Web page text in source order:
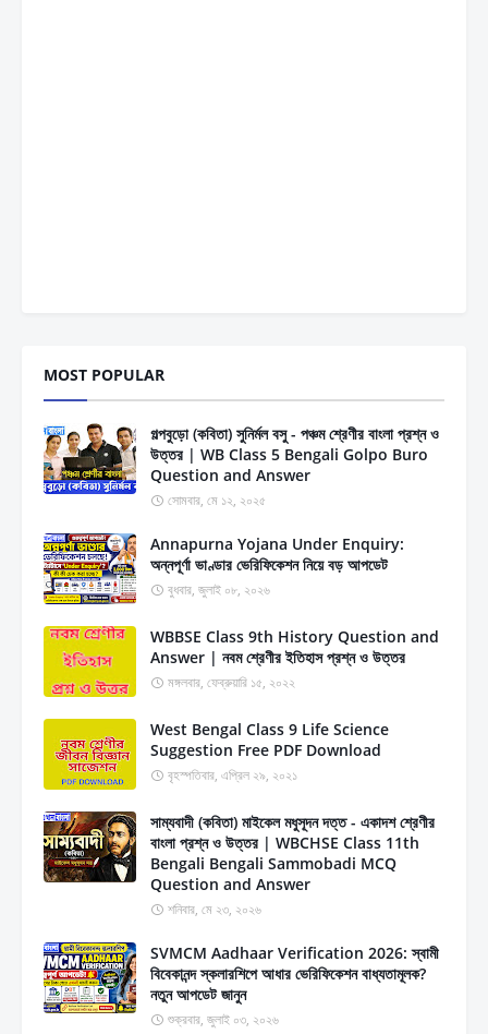
MOST POPULAR
গল্পবুড়ো (কবিতা) সুনির্মল বসু - পঞ্চম শ্রেণীর বাংলা প্রশ্ন ও
উত্তর | WB Class 5 Bengali Golpo Buro
Question and Answer
সোমবার, মে ১২, ২০২৫
Annapurna Yojana Under Enquiry:
অন্নপূর্ণা ভাণ্ডার ভেরিফিকেশন নিয়ে বড় আপডেট
বুধবার, জুলাই ০৮, ২০২৬
WBBSE Class 9th History Question and
Answer | নবম শ্রেণীর ইতিহাস প্রশ্ন ও উত্তর
মঙ্গলবার, ফেব্রুয়ারি ১৫, ২০২২
West Bengal Class 9 Life Science
Suggestion Free PDF Download
বৃহস্পতিবার, এপ্রিল ২৯, ২০২১
সাম্যবাদী (কবিতা) মাইকেল মধুসূদন দত্ত - একাদশ শ্রেণীর
বাংলা প্রশ্ন ও উত্তর | WBCHSE Class 11th
Bengali Bengali Sammobadi MCQ
Question and Answer
শনিবার, মে ২৩, ২০২৬
SVMCM Aadhaar Verification 2026: স্বামী
বিবেকানন্দ স্কলারশিপে আধার ভেরিফিকেশন বাধ্যতামূলক?
নতুন আপডেট জানুন
শুক্রবার, জুলাই ০৩, ২০২৬